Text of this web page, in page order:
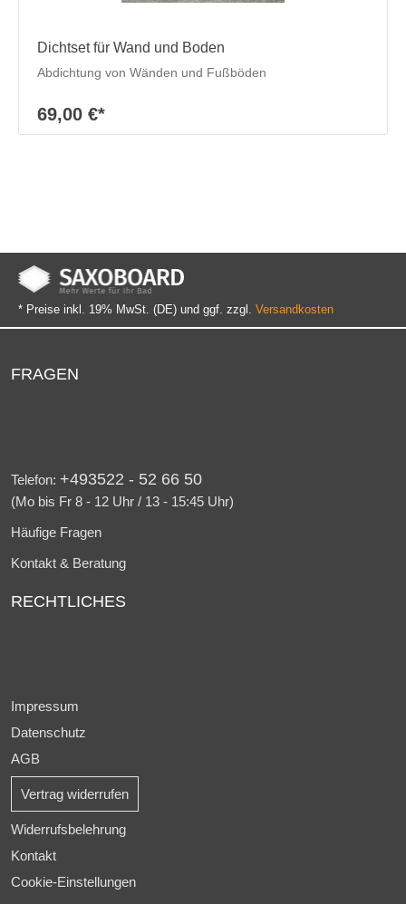
Dichtset für Wand und Boden
Abdichtung von Wänden und Fußböden
69,00 €*
* Preise inkl. 19% MwSt. (DE) und ggf. zzgl. Versandkosten
FRAGEN
Telefon: +493522 - 52 66 50
(Mo bis Fr 8 - 12 Uhr / 13 - 15:45 Uhr)
Häufige Fragen
Kontakt & Beratung
RECHTLICHES
Impressum
Datenschutz
AGB
Vertrag widerrufen
Widerrufsbelehrung
Kontakt
Cookie-Einstellungen